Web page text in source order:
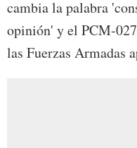
cambia la palabra
opinión' y el PCM-
las Fuerzas Armadas